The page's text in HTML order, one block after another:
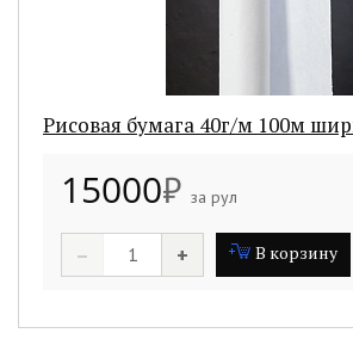
Рисовая бумага 40г/м 100м
15000₽ за рул
– + В корзину